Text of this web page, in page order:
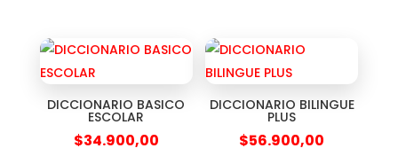
DICCIONARIO BASICO
ESCOLAR
$34.900,00
DICCIONARIO BILINGUE
PLUS
$56.900,00